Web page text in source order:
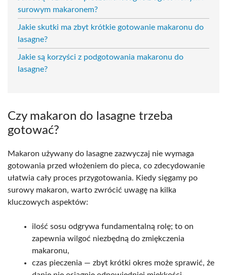
surowym makaronem?
Jakie skutki ma zbyt krótkie gotowanie makaronu do
lasagne?
Jakie są korzyści z podgotowania makaronu do
lasagne?
Czy makaron do lasagne trzeba
gotować?
Makaron używany do lasagne zazwyczaj nie wymaga
gotowania przed włożeniem do pieca, co zdecydowanie
ułatwia cały proces przygotowania. Kiedy sięgamy po
surowy makaron, warto zwrócić uwagę na kilka
kluczowych aspektów:
ilość sosu odgrywa fundamentalną rolę; to on
zapewnia wilgoć niezbędną do zmiękczenia
makaronu,
czas pieczenia — zbyt krótki okres może sprawić, że